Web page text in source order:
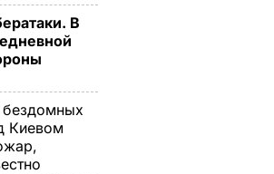
В
Киевом